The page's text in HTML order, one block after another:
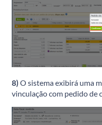
8) O sistema exibirá uma
vinculação com pedido de